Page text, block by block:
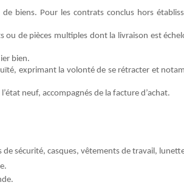
biens. Pour les contrats conclus hors
ou de pièces multiples dont la livraison est
bien.
, exprimant la volonté de se rétracter et
neuf, accompagnés de la facture d’achat.
sécurité, casques, vêtements de travail,